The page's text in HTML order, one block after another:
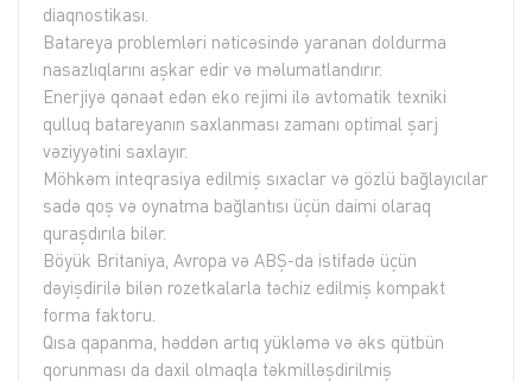
diaqnostikası.
Batareya problemləri nəticəsində yaranan doldurma
nasazlıqlarını aşkar edir və məlumatlandırır.
Enerjiyə qənaət edən eko rejimi ilə avtomatik texniki
qulluq batareyanın saxlanması zamanı optimal şarj
vəziyyətini saxlayır.
Möhkəm inteqrasiya edilmiş sıxaclar və gözlü bağlayıcılar
sadə qoş və oynatma bağlantısı üçün daimi olaraq
quraşdırıla bilər.
Böyük Britaniya, Avropa və ABŞ-da istifadə üçün
dəyişdirilə bilən rozetkalarla təchiz edilmiş kompakt
forma faktoru.
Qısa qapanma, həddən artıq yükləmə və əks qütbün
qorunması da daxil olmaqla təkmilləşdirilmiş